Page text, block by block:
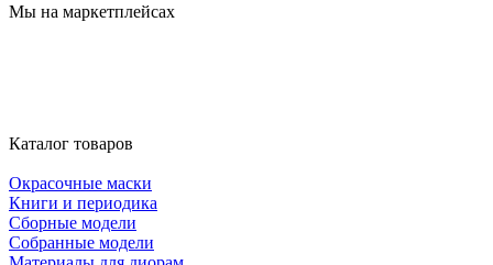
Мы на маркетплейсах
Каталог товаров
Окрасочные маски
Книги и периодика
Сборные модели
Собранные модели